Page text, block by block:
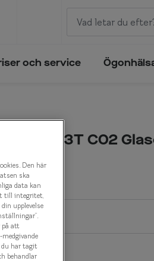
och service
0IY1023T C02
Den här
ska
data kan
till integritet,
upplevelse
på att
du har tagit
behandlar